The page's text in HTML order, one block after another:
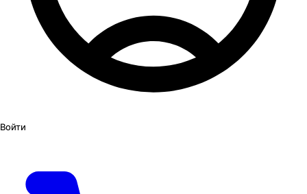
Войти